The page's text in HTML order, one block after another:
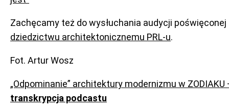
Zachęcamy też do wysłuchania audycji poświęconej
dziedzictwu architektonicznemu PRL-u.
Fot. Artur Wosz
„Odpominanie” architektury modernizmu w ZODIAKU
transkrypcja podcastu